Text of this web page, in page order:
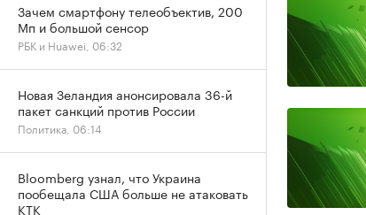
Зачем смартфону телеобъектив, 200
Мп и большой сенсор
РБК и Huawei, 06:32
Новая Зеландия анонсировала 36-й
пакет санкций против России
Политика, 06:14
Bloomberg узнал, что Украина
пообещала США больше не атаковать
КТК